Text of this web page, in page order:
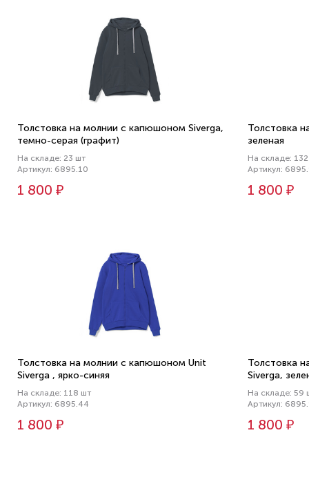
Толстовка на молнии с капюшоном Siverga,
темно-серая (графит)
На складе: 23 шт
Артикул: 6895.10
1 800 ₽
Толстовка
зеленая
На складе:
Артикул:
1 800 ₽
Толстовка на молнии с капюшоном Unit
Siverga , ярко-синяя
На складе: 118 шт
Артикул: 6895.44
1 800 ₽
Толстовка
Siverga,
На складе: 59
Артикул:
1 800 ₽